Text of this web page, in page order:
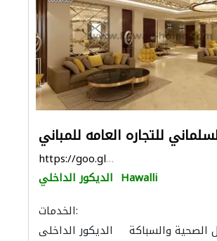
للتجاره العامه للمباني
https://goo.gl/maps/93AVfsf4haZBt5LY8
الديكور الداخلي Hawalli
الخدمات:
الديكور الداخلي
الصحية والسباكة